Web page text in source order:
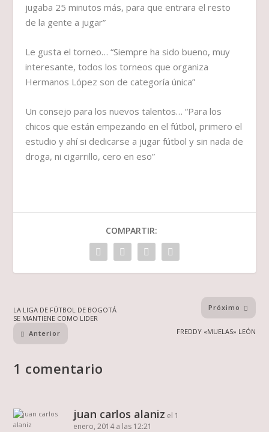
jugaba 25 minutos más, para que entrara el resto
de la gente a jugar”
Le gusta el torneo… “Siempre ha sido bueno, muy
interesante, todos los torneos que organiza
Hermanos López son de categoría única”
Un consejo para los nuevos talentos… “Para los
chicos que están empezando en el fútbol, primero el
estudio y ahí si dedicarse a jugar fútbol y sin nada de
droga, ni cigarrillo, cero en eso”
COMPARTIR:
LA LIGA DE FÚTBOL DE BOGOTÁ
SE MANTIENE COMO LIDER
Anterior
Próximo
FREDDY «MUELAS» LEÓN
1 comentario
juan carlos alaniz el 1
enero, 2014 a las 12:21